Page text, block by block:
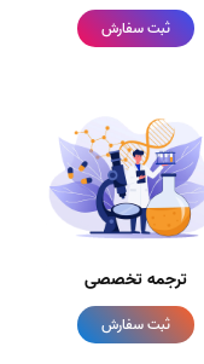
ثبت سفارش
ترجمه تخصصی
ثبت سفارش